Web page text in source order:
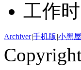
工作
Archiver|手机版 |小黑屋